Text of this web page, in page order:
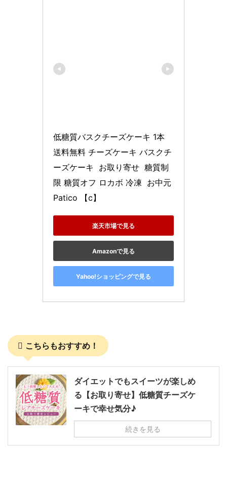
低糖質バスクチーズケーキ 1本
送料無料 チーズケーキ バスクチ
ーズケーキ  お取り寄せ  糖質制
限 糖質オフ ロカボ 冷凍  お中元
Patico 【c】
楽天市場で見る
Amazonで見る
Yahoo!ショッピングで見る
こちらもおすすめ！
ダイエットでもスイーツが楽しめ
る【お取り寄せ】低糖質チーズケ
ーキで幸せ気分♪
続きを見る